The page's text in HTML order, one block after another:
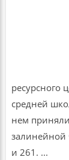
ресурсного
средней
нем
залинейной
и 261. ...